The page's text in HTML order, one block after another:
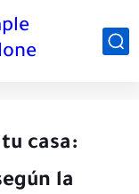
casa:
la